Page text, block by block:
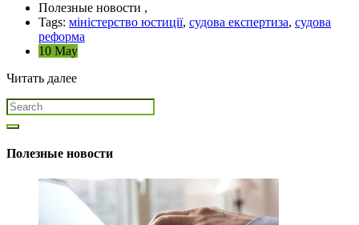
Полезные новости ,
Tags: міністерство юстиції, судова експертиза, судова
реформа
10 May
Читать далее
Полезные новости